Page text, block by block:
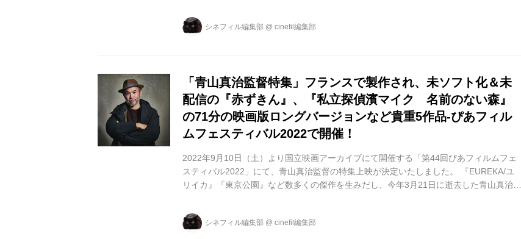
主映画のコンペティション「PFFアワード」。入選者の中から、これまでに黒沢清、塚
本晋也、李相日、荻上直子、石井裕也監督など170名を超えるプロの映画監督を輩出し、
シネフィル編集部 @ cinefil編集部
「青山真治監督特集」フランスで製作され、未ソフト化＆未
配信の『赤ずきん』、『私立探偵濱マイク 名前のない森』
の71分の映画版ロングバージョンなど貴重5作品-ぴあフィル
ムフェスティバル2022で開催！
2022年9月10日（土）より国立映画アーカイブにて開催する「第44回ぴあフィルムフェ
スティバル2022」にて、青山真治監督の特集上映が決定いたしました。 『EUREKA/ユ
リイカ』『東京公園』など数多くの傑作を生みだし、今年3月21日に逝去した青山真治監
信の『赤ずきん』や、『私立探偵濱マイク 名前のない森』の71分の映画版ロングバージ
ョンなど、上映される機会の少なかった5作品をセレクトし全て35mmフィルムで上映す
シネフィル編集部 @ cinefil編集部